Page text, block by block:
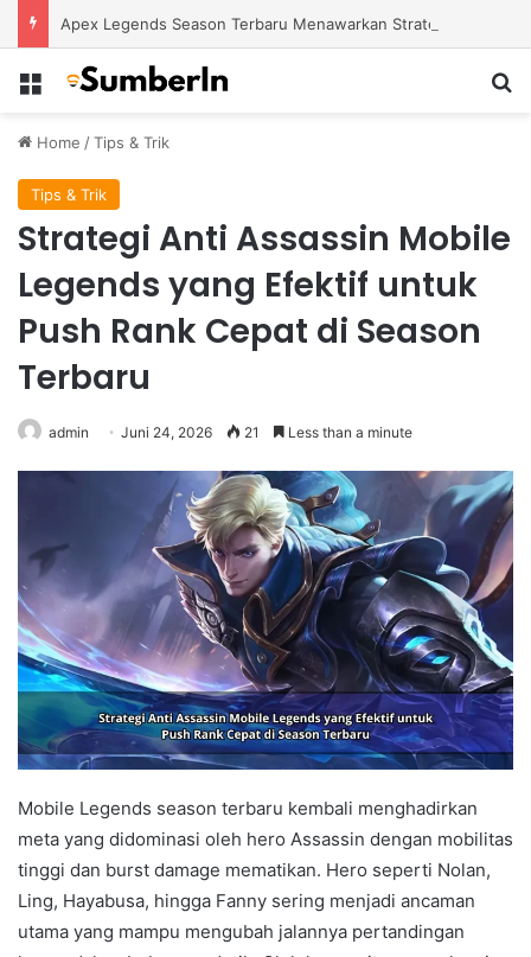
Menu
Home /Tips & Trik
Tips & Trik
Strategi Anti Assassin Mobile
Legends yang Efektif untuk
Push Rank Cepat di Season
Terbaru
admin Juni 24, 2026 21 Less than a minute
Mobile Legends season terbaru kembali menghadirkan
meta yang didominasi oleh hero Assassin dengan mobilitas
tinggi dan burst damage mematikan. Hero seperti Nolan,
Ling, Hayabusa, hingga Fanny sering menjadi ancaman
utama yang mampu mengubah jalannya pertandingan